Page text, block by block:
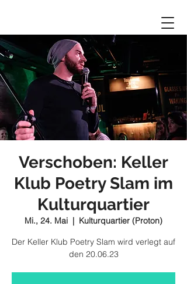
Verschoben: Keller
Klub Poetry Slam im
Kulturquartier
Mi., 24. Mai
  |
Kulturquartier (Proton)
Der Keller Klub Poetry Slam wird verlegt auf
den 20.06.23